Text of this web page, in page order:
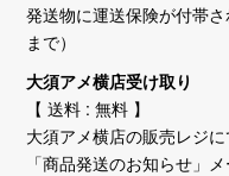
発送物に運送保険が付帯
まで）
大須アメ横店受け取り
【 送料 : 無料 】
大須アメ横店の販売レジに
「商品発送のお知らせ」